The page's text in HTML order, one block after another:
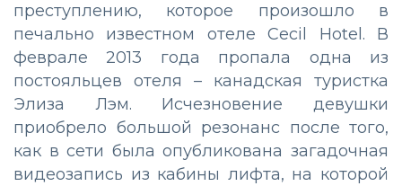
преступлению, которое произошло в
печально известном отеле Cecil Hotel. В
феврале 2013 года пропала одна из
постояльцев отеля – канадская туристка
Элиза Лэм. Исчезновение девушки
приобрело большой резонанс после того,
как в сети была опубликована загадочная
видеозапись из кабины лифта, на которой